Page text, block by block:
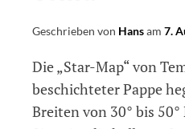
Geschrieben von Hansam 7.
Die „Star-Map“ von
beschichteter Pappe
Breiten von 30° bis